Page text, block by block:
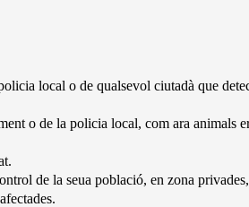
local o de qualsevol ciutadà que
o de la policia local, com ara
de la seua població, en zona